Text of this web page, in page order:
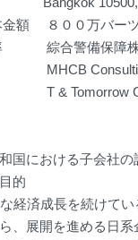
額
８００万バー
綜合警備保障
MHCB
T & Tomorrow
国における子会社の
的
経済成長を続けてい
、展開を進める日